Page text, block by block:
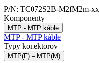
P/N: TC072S2B-M2fM2m-
Komponenty
MTP - MTP káble
MTP - MTP káble
Typy konektorov
MTP(F) – MTP(M)